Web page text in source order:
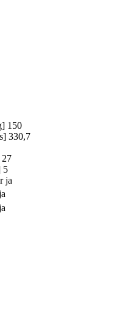
150
330,7
27
5
ja